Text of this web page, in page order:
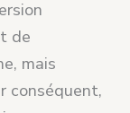
de
mais
conséquent,